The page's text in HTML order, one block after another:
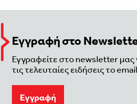
Εγγραφή στο
Εγγραφείτε στο newsletter μας
τις τελευταίες ειδήσεις το
Eγγραφή